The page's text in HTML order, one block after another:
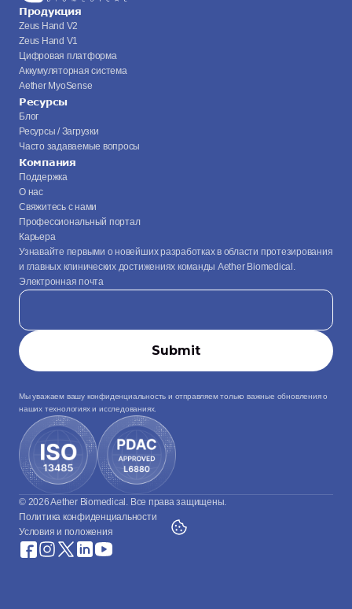
Продукция
Zeus Hand V2
Zeus Hand V1
Цифровая платформа
Аккумуляторная система
Aether MyoSense
Ресурсы
Блог
Ресурсы / Загрузки
Часто задаваемые вопросы
Компания
Поддержка
О нас
Свяжитесь с нами
Профессиональный портал
Карьера
Узнавайте первыми о новейших разработках в области протезирования
и главных клинических достижениях команды Aether Biomedical.
Электронная почта
Мы уважаем вашу конфиденциальность и отправляем только важные обновления о
наших технологиях и исследованиях.
© 2026 Aether Biomedical. Все права защищены.
Политика конфиденциальности
Условия и положения